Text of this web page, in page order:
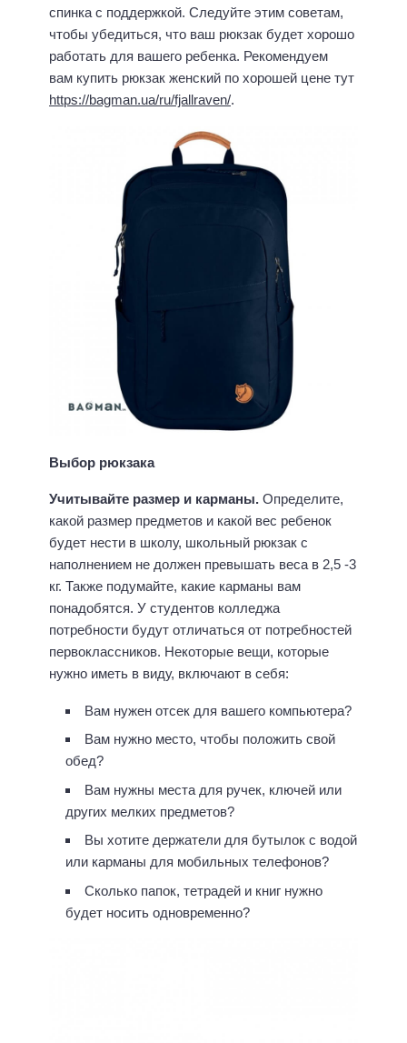
спинка с поддержкой. Следуйте этим советам,
чтобы убедиться, что ваш рюкзак будет хорошо
работать для вашего ребенка. Рекомендуем
вам купить рюкзак женский по хорошей цене тут
https://bagman.ua/ru/fjallraven/.
Выбор рюкзака
Учитывайте размер и карманы. Определите,
какой размер предметов и какой вес ребенок
будет нести в школу, школьный рюкзак с
наполнением не должен превышать веса в 2,5 -3
кг. Также подумайте, какие карманы вам
понадобятся. У студентов колледжа
потребности будут отличаться от потребностей
первоклассников. Некоторые вещи, которые
нужно иметь в виду, включают в себя:
Вам нужен отсек для вашего компьютера?
Вам нужно место, чтобы положить свой
обед?
Вам нужны места для ручек, ключей или
других мелких предметов?
Вы хотите держатели для бутылок с водой
или карманы для мобильных телефонов?
Сколько папок, тетрадей и книг нужно
будет носить одновременно?